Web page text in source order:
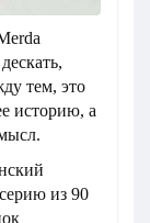
тем, это
историю, а
из 90